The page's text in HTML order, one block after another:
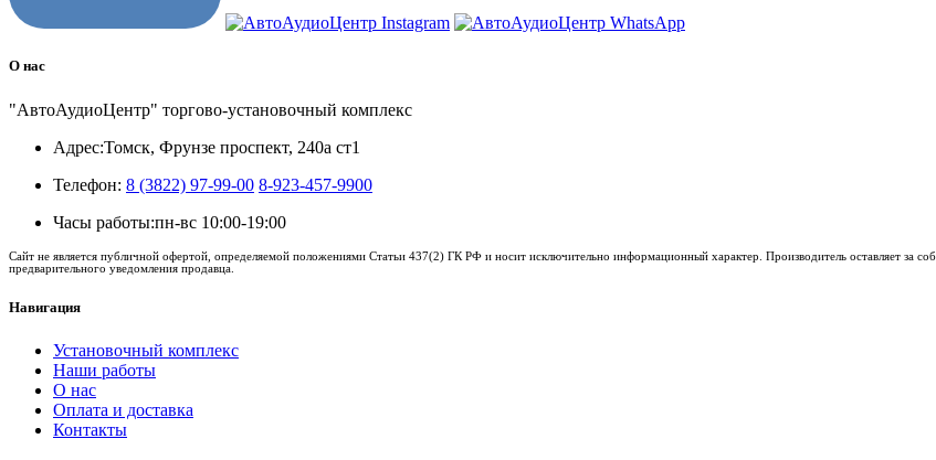
О нас
"АвтоАудиоЦентр" торгово-установочный комплекс
Адрес:Томск, Фрунзе проспект, 240а ст1
Телефон: 8 (3822) 97-99-00 8-923-457-9900
Часы работы:пн-вс 10:00-19:00
Сайт не является публичной офертой, определяемой положениями Статьи 437(2) ГК РФ и носит исключительно информационный характер. Производитель оставляет за
предварительного уведомления продавца.
Навигация
Установочный комплекс
Наши работы
О нас
Оплата и доставка
Контакты